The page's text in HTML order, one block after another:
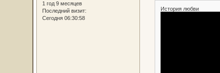
1 год 9 месяцев
Последний визит:
Сегодня 06:30:58
История любви